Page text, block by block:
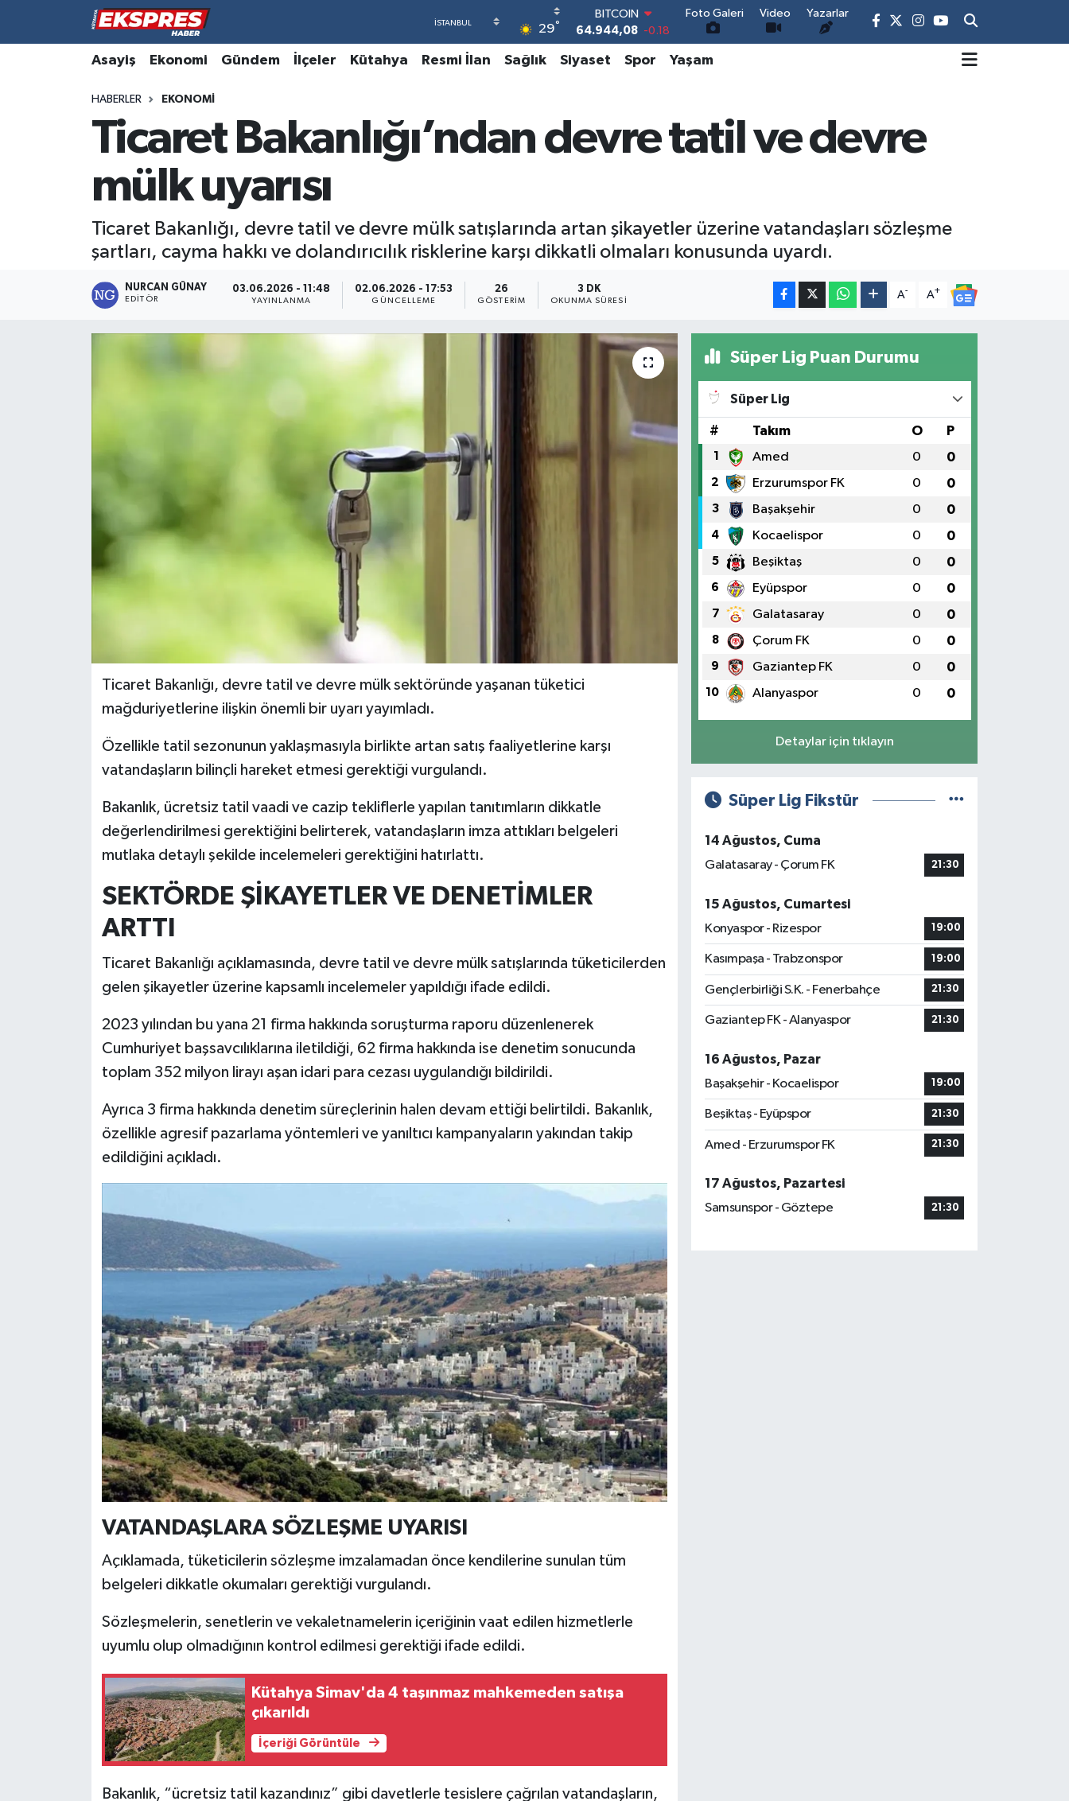
29°
DOLAR
47,7436
0.18
EURO
55,2510 0.32
6660.55 0.03
BİST100
Foto Galeri Video Yazarlar
Asayiş Ekonomi Gündem İlçeler Kütahya Resmi İlan Sağlık Siyaset Spor Yaşam
HABERLER EKONOMI
Ticaret Bakanlığı’ndan devre tatil ve devre
mülk uyarısı
Ticaret Bakanlığı, devre tatil ve devre mülk satışlarında artan şikayetler üzerine vatandaşları sözleşme
şartları, cayma hakkı ve dolandırıcılık risklerine karşı dikkatli olmaları konusunda uyardı.
NURCAN GÜNAY
EDITÖR
03.06.2026 - 11:48
YAYINLANMA
02.06.2026 - 17:53
GÜNCELLEME
26
GÖSTERIM
3 DK
OKUNMA SÜRESI
A- A+
Ticaret Bakanlığı, devre tatil ve devre mülk sektöründe yaşanan tüketici
mağduriyetlerine ilişkin önemli bir uyarı yayımladı.
Özellikle tatil sezonunun yaklaşmasıyla birlikte artan satış faaliyetlerine karşı
vatandaşların bilinçli hareket etmesi gerektiği vurgulandı.
Bakanlık, ücretsiz tatil vaadi ve cazip tekliflerle yapılan tanıtımların dikkatle
değerlendirilmesi gerektiğini belirterek, vatandaşların imza attıkları belgeleri
mutlaka detaylı şekilde incelemeleri gerektiğini hatırlattı.
SEKTÖRDE ŞİKAYETLER VE DENETİMLER
ARTTI
Ticaret Bakanlığı açıklamasında, devre tatil ve devre mülk satışlarında tüketicilerden
gelen şikayetler üzerine kapsamlı incelemeler yapıldığı ifade edildi.
2023 yılından bu yana 21 firma hakkında soruşturma raporu düzenlenerek
Cumhuriyet başsavcılıklarına iletildiği, 62 firma hakkında ise denetim sonucunda
toplam 352 milyon lirayı aşan idari para cezası uygulandığı bildirildi.
Ayrıca 3 firma hakkında denetim süreçlerinin halen devam ettiği belirtildi. Bakanlık,
özellikle agresif pazarlama yöntemleri ve yanıltıcı kampanyaların yakından takip
edildiğini açıkladı.
VATANDAŞLARA SÖZLEŞME UYARISI
Açıklamada, tüketicilerin sözleşme imzalamadan önce kendilerine sunulan tüm
belgeleri dikkatle okumaları gerektiği vurgulandı.
Sözleşmelerin, senetlerin ve vekaletnamelerin içeriğinin vaat edilen hizmetlerle
uyumlu olup olmadığının kontrol edilmesi gerektiği ifade edildi.
Kütahya Simav'da 4 taşınmaz mahkemeden satışa
çıkarıldı
İçeriği Görüntüle
Bakanlık, “ücretsiz tatil kazandınız” gibi davetlerle tesislere çağrılan vatandaşların,
Süper Lig Puan Durumu
Süper Lig
# Takım O P
1 Amed 0 0
2 Erzurumspor FK 0 0
3 Başakşehir 0 0
4 Kocaelispor 0 0
5 Beşiktaş 0 0
6 Eyüpspor 0 0
7 Galatasaray 0 0
8 Çorum FK 0 0
9 Gaziantep FK 0 0
10 Alanyaspor 0 0
Detaylar için tıklayın
Süper Lig Fikstür
14 Ağustos, Cuma
Galatasaray - Çorum FK
21:30
15 Ağustos, Cumartesi
Konyaspor - Rizespor
19:00
Kasımpaşa - Trabzonspor 19:00
Gençlerbirliği S.K. - Fenerbahçe 21:30
Gaziantep FK - Alanyaspor 21:30
16 Ağustos, Pazar
Başakşehir - Kocaelispor
19:00
Beşiktaş - Eyüpspor 21:30
Amed - Erzurumspor FK 21:30
17 Ağustos, Pazartesi
Samsunspor - Göztepe
21:30
Altıntaş
Biyografiler
Çavdarhisar
Domaniç
Foto Galeri
Kültür Sanat
Resmi İlan
Rüya Tabirleri
Teknoloji
Video Galeri
Yemek Tarifleri
Hava Durumu
Trafik Durumu
Süper Lig Puan Durumu ve Fikstür
Tüm Manşetler
Son Dakika Haberleri
Haber Arşivi